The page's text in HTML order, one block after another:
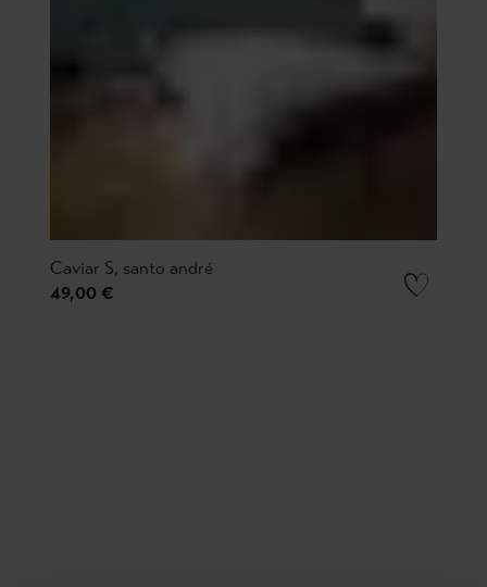
Caviar S, santo andré
49,00 €